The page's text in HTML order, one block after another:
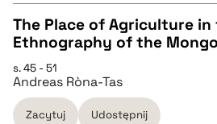
BIBTEX
pobierz cytat
CZYSTY TEKST
pobierz cytat
The Place of Agriculture in
Ethnography of the
s. 45 - 51
Andreas Ròna-Tas
Zacytuj Udostępnij